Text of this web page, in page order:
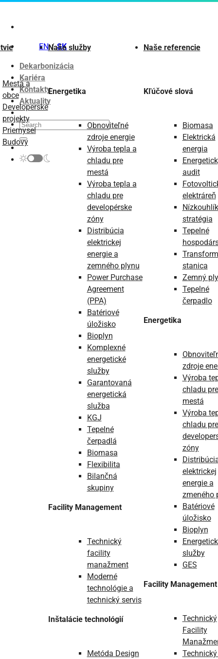
Skip
content
EN
SK
Dekarbonizácia
Kariéra
Kontakty
Aktuality
Mestá a
obce
Developerské
projekty
Priemysel
Budovy
Naše služby
Energetika
Obnoviteľné
zdroje energie
Výroba tepla a
chladu pre
mestá
Výroba tepla a
chladu pre
developérske
zóny
Distribúcia
elektrickej
energie a
zemného plynu
Power Purchase
Agreement
(PPA)
Batériové
úložisko
Bioplyn
Komplexné
energetické
služby
Garantovaná
energetická
služba
KGJ
Tepelné
čerpadlá
Biomasa
Flexibilita
Bilančná
skupiny
Facility Management
Technický
facility
manažment
Moderné
technológie a
technický servis
Inštalácie technológií
Metóda Design
Naše referencie
Kľúčové slová
Biomasa
Elektrická
energia
audit
elektráreň
stratégia
Tepelné
stanica
Zemný
Tepelné
čerpadlo
Energetika
zdroje
Výroba
chladu pre
mestá
Výroba
chladu pre
zóny
elektrickej
energie a
zmeného
Batériové
úložisko
Bioplyn
služby
GES
Facility Management
Technický
Facility